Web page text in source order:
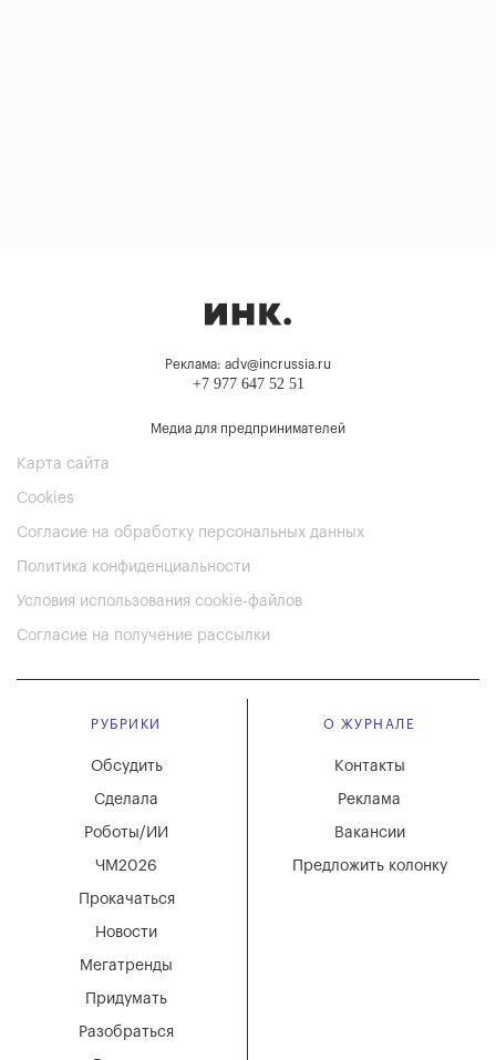
Реклама: adv@incrussia.ru
+7 977 647 52 51
Медиа для предпринимателей
Карта сайта
Cookies
Согласие на обработку персональных данных
Политика конфиденциальности
Условия использования cookie-файлов
Согласие на получение рассылки
РУБРИКИ
Мегатренды
Придумать
Разобраться
Новости
Обсудить
Сделала
Роботы/ИИ
ЧМ2026
Прокачаться
О ЖУРНАЛЕ
Вакансии
Реклама
Контакты
Предложить колонку